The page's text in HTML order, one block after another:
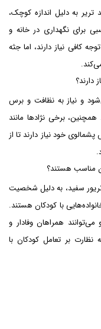
تریر به دلیل اندازه کوچک،
برای نگهداری در خانه و
کافی نیاز دارند، اما جثه
دارند؟
و نیاز به نظافت و برس
برخی نژادها مانند
خود نیاز دارند تا از
مناسب هستند؟
سفید، به دلیل شخصیت
با کودکان هستند.
همراهان وفادار و
بر تعامل کودکان با